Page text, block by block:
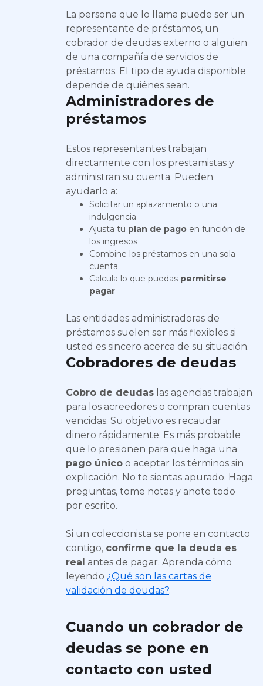
La persona que lo llama puede ser un
representante de préstamos, un
cobrador de deudas externo o alguien
de una compañía de servicios de
préstamos. El tipo de ayuda disponible
depende de quiénes sean.
Administradores de
préstamos
Estos representantes trabajan
directamente con los prestamistas y
administran su cuenta. Pueden
ayudarlo a:
Solicitar un aplazamiento o una
indulgencia
Ajusta tu plan de pago en función de
los ingresos
Combine los préstamos en una sola
cuenta
Calcula lo que puedas permitirse
pagar
Las entidades administradoras de
préstamos suelen ser más flexibles si
usted es sincero acerca de su situación.
Cobradores de deudas
Cobro de deudas las agencias trabajan
para los acreedores o compran cuentas
vencidas. Su objetivo es recaudar
dinero rápidamente. Es más probable
que lo presionen para que haga una
pago único o aceptar los términos sin
explicación. No te sientas apurado. Haga
preguntas, tome notas y anote todo
por escrito.
Si un coleccionista se pone en contacto
contigo, confirme que la deuda es
real antes de pagar. Aprenda cómo
leyendo ¿Qué son las cartas de
validación de deudas?.
Cuando un cobrador de
deudas se pone en
contacto con usted